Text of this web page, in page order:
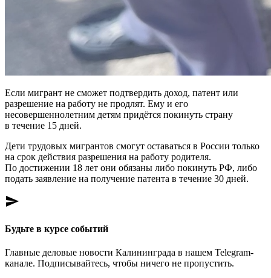
Если мигрант не сможет подтвердить доход, патент или
разрешение на работу не продлят. Ему и его
несовершеннолетним детям придётся покинуть страну
в течение 15 дней.
Дети трудовых мигрантов смогут оставаться в России только
на срок действия разрешения на работу родителя.
По достижении 18 лет они обязаны либо покинуть РФ, либо
подать заявление на получение патента в течение 30 дней.
send
Будьте в курсе событий
Главные деловые новости Калининграда в нашем Telegram-
канале. Подписывайтесь, чтобы ничего не пропустить.